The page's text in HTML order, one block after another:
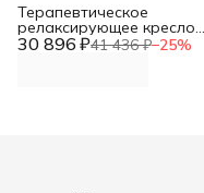
30 896 ₽41 436 ₽−25%
Терапевтическое
релаксирующее кресло
Кубик Взрослый -